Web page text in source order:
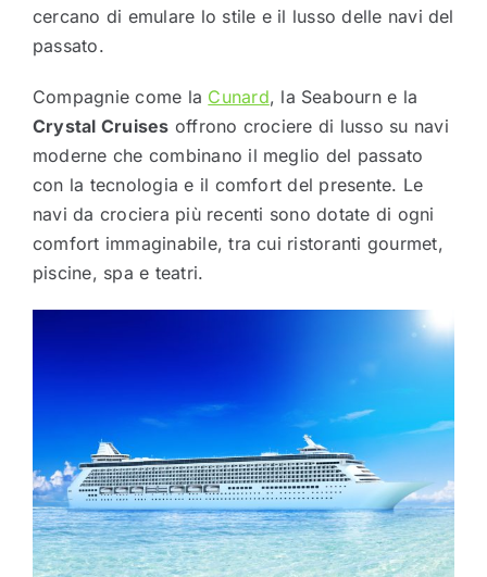
cercano di emulare lo stile e il lusso delle navi del
passato.
Compagnie come la Cunard, la Seabourn e la
Crystal Cruises offrono crociere di lusso su navi
moderne che combinano il meglio del passato
con la tecnologia e il comfort del presente. Le
navi da crociera più recenti sono dotate di ogni
comfort immaginabile, tra cui ristoranti gourmet,
piscine, spa e teatri.